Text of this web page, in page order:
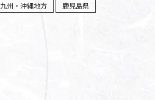
九州・沖縄地方
鹿児島県